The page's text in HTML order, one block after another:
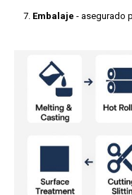
Embalaje - asegurado